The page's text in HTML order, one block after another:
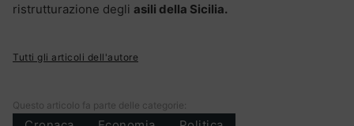
ristrutturazione degli asili della Sicilia.
Tutti gli articoli dell'autore
Questo articolo fa parte delle categorie: